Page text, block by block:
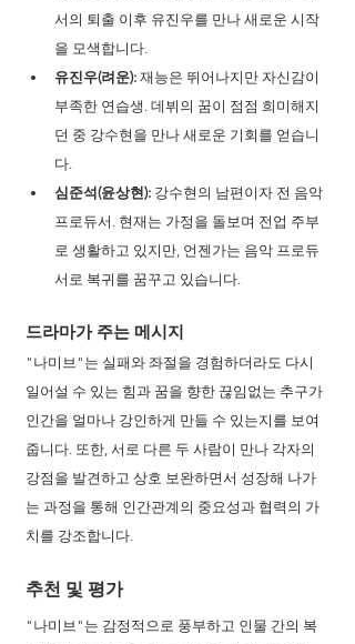
서의 퇴출 이후 유진우를 만나 새로운 시작
을 모색합니다.
유진우(려운): 재능은 뛰어나지만 자신감이
부족한 연습생. 데뷔의 꿈이 점점 희미해지
던 중 강수현을 만나 새로운 기회를 얻습니
다.
심준석(윤상현): 강수현의 남편이자 전 음악
프로듀서. 현재는 가정을 돌보며 전업 주부
로 생활하고 있지만, 언젠가는 음악 프로듀
서로 복귀를 꿈꾸고 있습니다.
드라마가 주는 메시지
"나미브"는 실패와 좌절을 경험하더라도 다시
일어설 수 있는 힘과 꿈을 향한 끊임없는 추구가
인간을 얼마나 강인하게 만들 수 있는지를 보여
줍니다. 또한, 서로 다른 두 사람이 만나 각자의
강점을 발견하고 상호 보완하면서 성장해 나가
는 과정을 통해 인간관계의 중요성과 협력의 가
치를 강조합니다.
추천 및 평가
"나미브"는 감정적으로 풍부하고 인물 간의 복